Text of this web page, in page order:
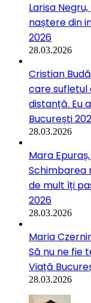
Larisa
naștere din
2026
28.03.2026
Cristian
care sufletul
distanță. Eu
București
28.03.2026
Mara
Schimbarea
de mult îți
2026
28.03.2026
Maria
Să nu ne fie
Viață
28.03.2026